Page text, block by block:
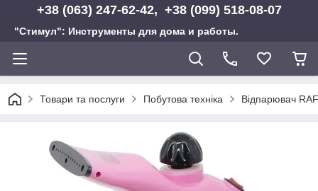
+38 (063) 247-62-42, +38 (099) 518-08-07
"Стимул": Инструменты для дома и работы.
Товари та послуги Побутова техніка Відпарювач